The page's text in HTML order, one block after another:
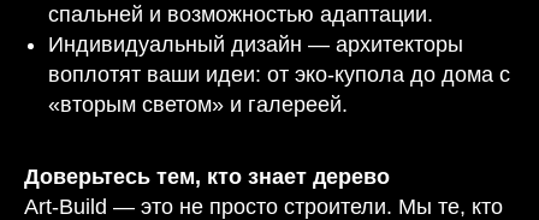
спальней и возможностью адаптации.
Индивидуальный дизайн — архитекторы
воплотят ваши идеи: от эко-купола до дома с
«вторым светом» и галереей.
Доверьтесь тем, кто знает дерево
Art-Build — это не просто строители. Мы те, кто